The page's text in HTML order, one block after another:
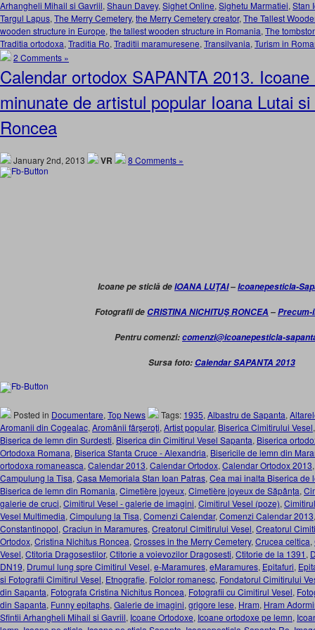
Arhangheli Mihail si Gavriil, Shaun Davey, Sighet Online, Sighetu Marmatiei, Stan
Targul Lapus, The Merry Cemetery, the Merry Cemetery creator, The Tallest
wooden structure in Europe, the tallest wooden structure in Romania, The
Traditia ortodoxa, Traditia Ro, Traditii maramuresene, Transilvania, Turism in
2 Comments »
Calendar ortodox SAPANTA 2013.
minunate de artistul popular Ioana Lutai
Roncea
January 2nd, 2013 VR 8 Comments »
Icoane pe sticlă deIOANA LUŢAI–Icoanepesticla-
Fotografii de CRISTINA NICHITUŞ RONCEA –Precum-
Pentru comenzi:comenzi@icoanepesticla-
Sursa foto: Calendar SAPANTA 2013
Posted in Documentare, Top News Tags: 1935, Albastru de Sapanta,
Aromanii din Cogealac, Aromânii fârşeroţi, Artist popular, Biserica Cimitirului Vesel
Biserica de lemn din Surdesti, Biserica din Cimitirul Vesel Sapanta, Biserica
Ortodoxa Romana, Biserica Sfanta Cruce - Alexandria, Bisericile de lemn din
ortodoxa romaneasca, Calendar 2013, Calendar Ortodox, Calendar Ortodox 2013
Campulung la Tisa, Casa Memoriala Stan Ioan Patras, Cea mai inalta Biserica de
Biserica de lemn din Romania, Cimetière joyeux, Cimetière joyeux de Săpânța,
galerie de cruci, Cimitirul Vesel - galerie de imagini, Cimitirul Vesel (poze),
Vesel Multimedia, Cimpulung la Tisa, Comenzi Calendar, Comenzi Calendar 2013
Constantinopol, Craciun in Maramures, Creatorul Cimitirului Vesel, Creatorul
Ortodox, Cristina Nichitus Roncea, Crosses in the Merry Cemetery, Crucea celtica,
Vesel, Ctitoria Dragosestilor, Ctitorie a voievozilor Dragosesti, Ctitorie de la 1391,
DN19, Drumul lung spre Cimitirul Vesel, e-Maramures, eMaramures, Epitafuri,
si Fotografii Cimitirul Vesel, Etnografie, Folclor romanesc, Fondatorul Cimitirului
din Sapanta, Fotografa Cristina Nichitus Roncea, Fotografii cu Cimitirul Vesel,
din Sapanta, Funny epitaphs, Galerie de imagini, grigore lese, Hram, Hram
Sfintii Arhangheli Mihail si Gavriil, Icoane Ortodoxe, Icoane ortodoxe pe lemn,